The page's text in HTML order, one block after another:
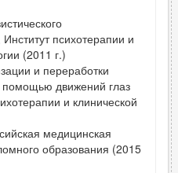
психотерапии и
(2011 г.)
и переработки
помощью движений глаз
и клинической
медицинская
образования (2015